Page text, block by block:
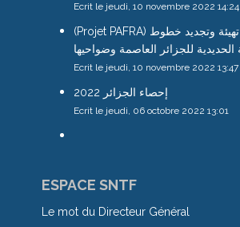
Ecrit le jeudi, 10 novembre 2022 14:24
(Projet PAFRA) أشغال برنامج تهيئة وتجديد خطوط
الحديدية للجزائر العاصمة وضواحيها
Ecrit le jeudi, 10 novembre 2022 13:47
إحصاء الجزائر 2022
Ecrit le jeudi, 06 octobre 2022 13:01
ESPACE SNTF
Le mot du Directeur Général